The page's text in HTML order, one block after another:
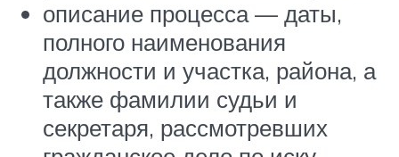
описание процесса — даты,
полного наименования
должности и участка, района, а
также фамилии судьи и
секретаря, рассмотревших